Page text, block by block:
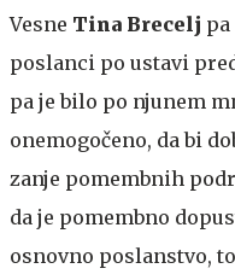
Vesne Tina Brecelj
poslanci po ustavi
pa je bilo po njunem
onemogočeno, da bi
zanje pomembnih
da je pomembno
osnovno poslanstvo,